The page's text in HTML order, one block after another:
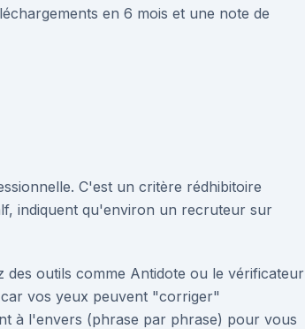
en 6 mois et une note de
C'est un critère rédhibitoire
indiquent qu'environ un recruteur sur
outils comme Antidote ou le vérificateur
vos yeux peuvent "corriger"
à l'envers (phrase par phrase) pour vous